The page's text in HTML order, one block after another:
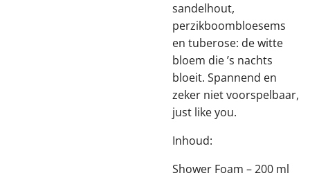
sandelhout,
perzikboombloesems
en tuberose: de witte
bloem die ’s nachts
bloeit. Spannend en
zeker niet voorspelbaar,
just like you.
Inhoud:
Shower Foam – 200 ml